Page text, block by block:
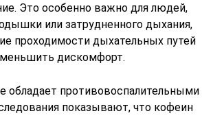
Это особенно важно для людей,
или затрудненного дыхания,
проходимости дыхательных путей
дискомфорт.
обладает противовоспалительными
показывают, что кофеин